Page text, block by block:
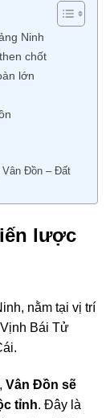
Ninh
chốt
lớn
Đồn – Đất
lược
nằm tại vị trí
Bái Tử
Vân Đồn sẽ
tỉnh. Đây là